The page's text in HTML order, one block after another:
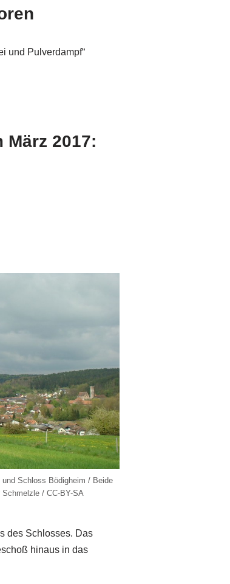
und Pulverdampf“
2017:
Schloss Bödigheim / Beide
/ CC-BY-SA
des Schlosses. Das
hinaus in das